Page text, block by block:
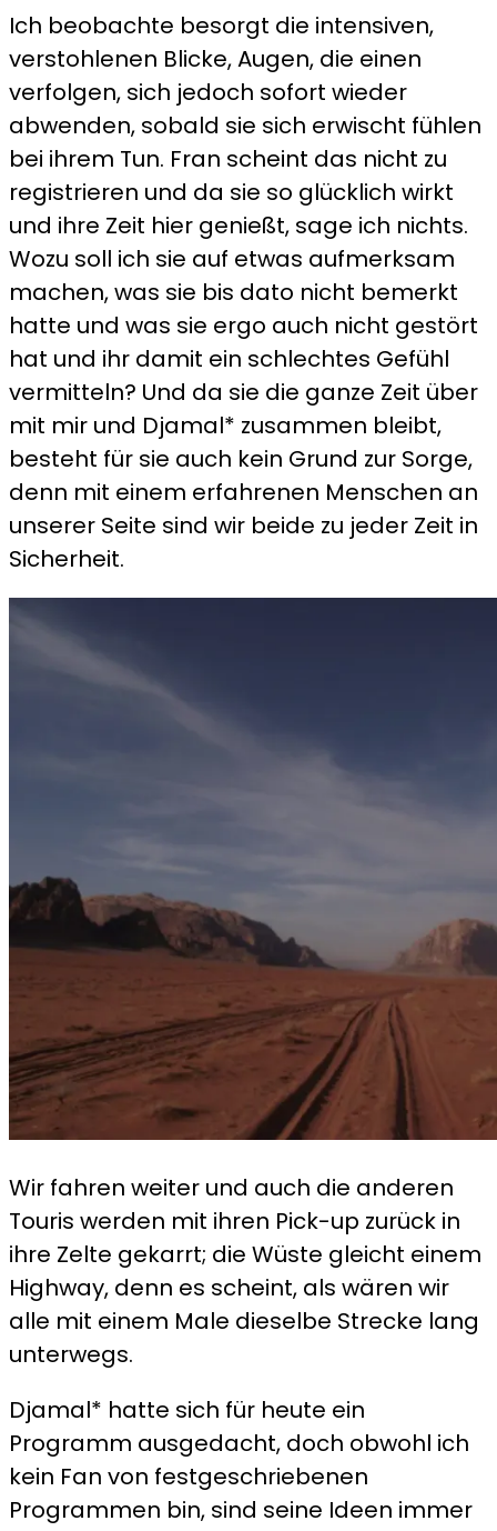
Ich beobachte besorgt die intensiven,
verstohlenen Blicke, Augen, die einen
verfolgen, sich jedoch sofort wieder
abwenden, sobald sie sich erwischt fühlen
bei ihrem Tun. Fran scheint das nicht zu
registrieren und da sie so glücklich wirkt
und ihre Zeit hier genießt, sage ich nichts.
Wozu soll ich sie auf etwas aufmerksam
machen, was sie bis dato nicht bemerkt
hatte und was sie ergo auch nicht gestört
hat und ihr damit ein schlechtes Gefühl
vermitteln? Und da sie die ganze Zeit über
mit mir und Djamal* zusammen bleibt,
besteht für sie auch kein Grund zur Sorge,
denn mit einem erfahrenen Menschen an
unserer Seite sind wir beide zu jeder Zeit in
Sicherheit.
Wir fahren weiter und auch die anderen
Touris werden mit ihren Pick-up zurück in
ihre Zelte gekarrt; die Wüste gleicht einem
Highway, denn es scheint, als wären wir
alle mit einem Male dieselbe Strecke lang
unterwegs.
Djamal* hatte sich für heute ein
Programm ausgedacht, doch obwohl ich
kein Fan von festgeschriebenen
Programmen bin, sind seine Ideen immer